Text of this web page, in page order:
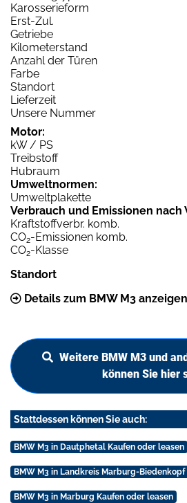
Karosserieform
Erst-Zul.
Getriebe
Kilometerstand
Anzahl der Türen
Farbe
Standort
Lieferzeit
Unsere Nummer
Motor:
kW / PS
Treibstoff
Hubraum
Umweltnormen:
Umweltplakette
Verbrauch und Emissionen nach
Kraftstoffverbr. komb.
CO2-Emissionen komb.
CO2-Klasse
Standort
Details zum BMW M3 anzeigen
Weitere BMW M3 und
können Sie hier
Stattdessen können Sie auch:
BMW M3 in Dautphetal Kaufen oder leasen
BMW M3 in Landkreis Marburg-
BMW M3 in Marburg Kaufen oder leasen